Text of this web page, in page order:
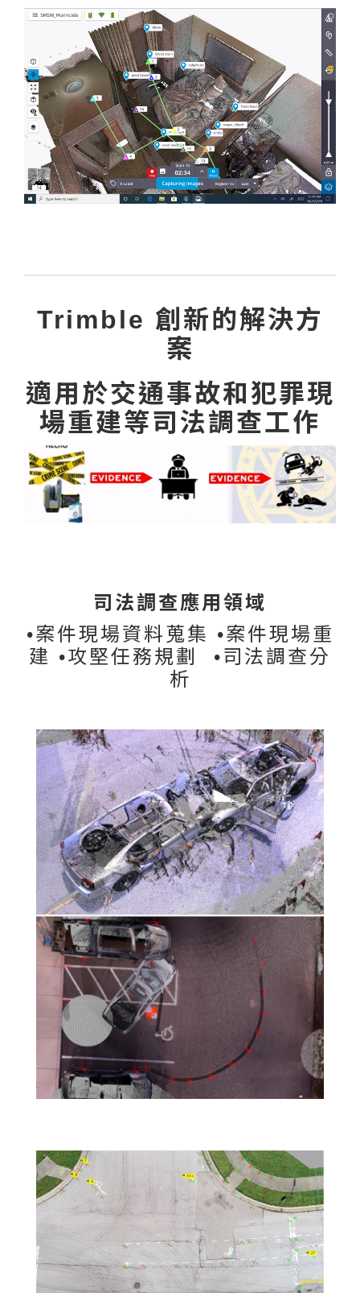
Trimble 創新的解決方
案
適用於交通事故和犯罪現
場重建等司法調查工作
司法調查應用領域
•案件現場資料蒐集 •案件現場重
建 •攻堅任務規劃 •司法調查分
析